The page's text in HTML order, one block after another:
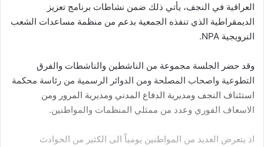
العراقية في النجف، يأتي ذلك ضمن نشاطات برنامج تعزيز
الديمقراطية الذي تنفذه الجمعية بدعم من منظمة مساعدات الشعب
النرويجية NPA.
وقد حضر الجلسة مجموعة من الناشطين والناشطات والفرق
التطوعية واصحاب المصلحة ومن الدوائر الرسمية من رئاسة محكمة
استئناف النجف ومديرية الدفاع المدني ومديرية المرور ومن
الاسعاف الفوري وعدد من ممثلي المنظمات والمواطنين.
اذ يتعرض العديد من المواطنين يومياً الى الكثير من الحوادث